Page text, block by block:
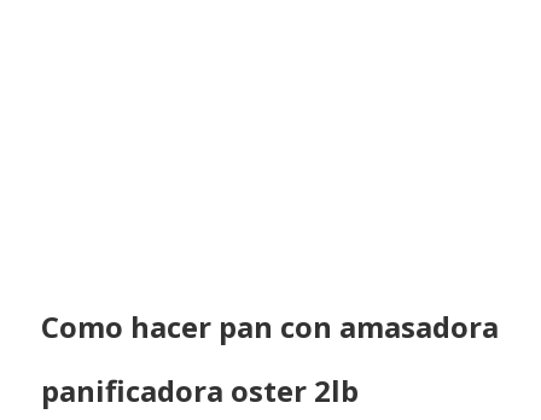
Como hacer pan con amasadora
panificadora oster 2lb